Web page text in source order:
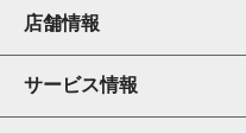
店舗情報
店舗一覧
サービス情報